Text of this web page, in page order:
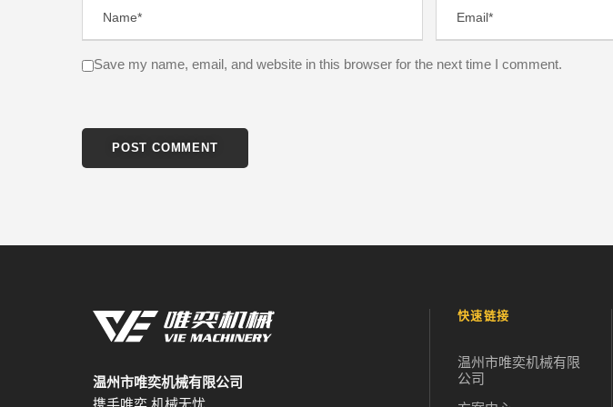
Save my name, email, and website in this browser for the next time I comment.
温州市唯奕机械有限公司
携手唯奕 机械无忧
快速链接
温州市唯奕机械有限
公司